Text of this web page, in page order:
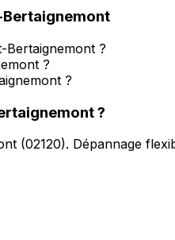
Bertaignemont ?
?
?
?
(02120). Dépannage